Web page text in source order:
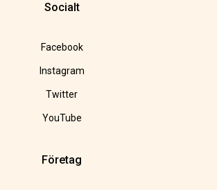
Socialt
Facebook
Instagram
Twitter
YouTube
Företag